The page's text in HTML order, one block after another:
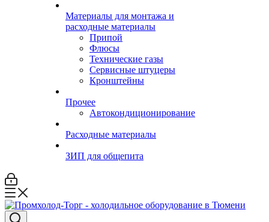
Материалы для монтажа и
расходные материалы
Припой
Флюсы
Технические газы
Сервисные штуцеры
Кронштейны
Прочее
Автокондиционирование
Расходные материалы
ЗИП для общепита